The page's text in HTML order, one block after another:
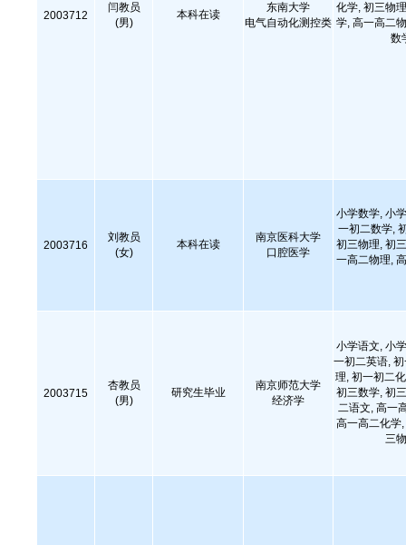
2003712
闫教员
(男)
本科在读
东南大学
电气自动化测控类
化学, 初三物
学, 高一高二
数
2003716
刘教员
(女)
本科在读
南京医科大学
口腔医学
小学数学, 小
一初二数学,
初三物理, 初
一高二物理,
2003715
杏教员
(男)
研究生毕业
南京师范大学
经济学
小学语文, 小
一初二英语,
理, 初一初二
初三数学, 初
二语文, 高一
高一高二化学
三